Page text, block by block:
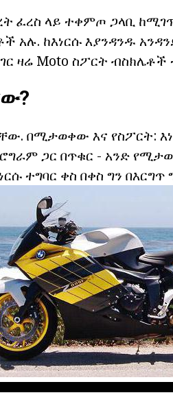
ፈረስ ላይ ተቀምጦ ጋላቢ
አሉ. ከእነርሱ እያንዳንዱ
ዛሬ Moto ስፖርት ብስክሌቶች
በሚታወቀው እና የስፖርት:
ጋር በጥቁር - አንድ
ተግባር ቀስ በቀስ ግን